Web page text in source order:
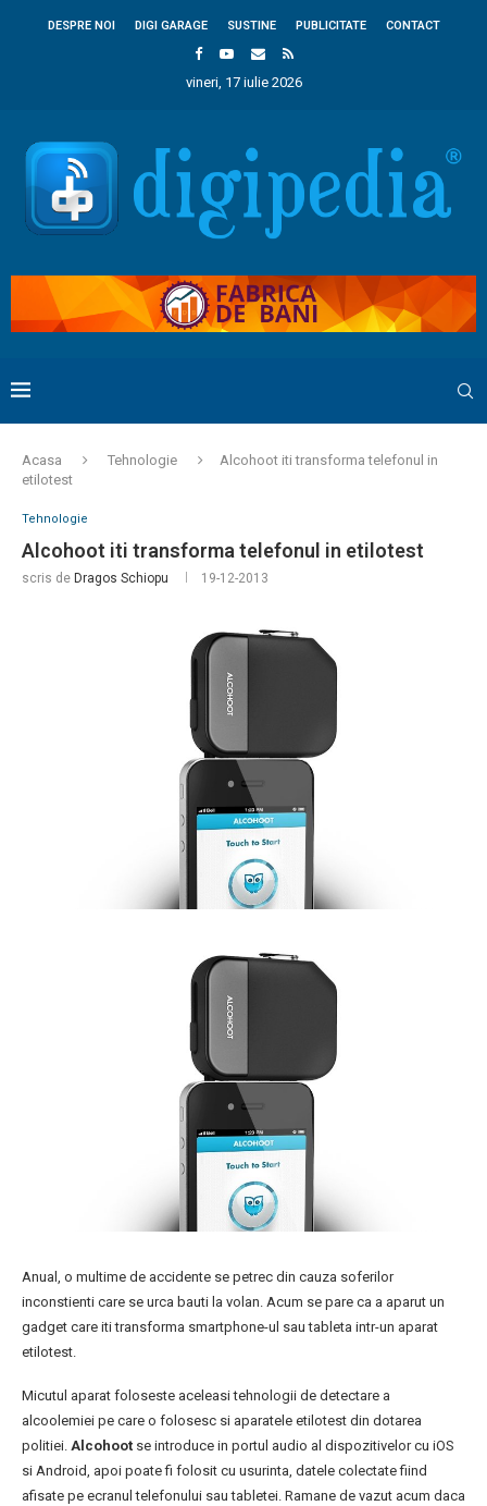
DESPRE NOI DIGI GARAGE SUSTINE PUBLICITATE CONTACT
vineri, 17 iulie 2026
Acasa Tehnologie
Alcohoot iti transforma telefonul in
etilotest
Tehnologie
Alcohoot iti transforma telefonul in etilotest
scris de Dragos Schiopu 19-12-2013
Anual, o multime de accidente se petrec din cauza soferilor
inconstienti care se urca bauti la volan. Acum se pare ca a aparut un
gadget care iti transforma smartphone-ul sau tableta intr-un aparat
etilotest.
Micutul aparat foloseste aceleasi tehnologii de detectare a
alcoolemiei pe care o folosesc si aparatele etilotest din dotarea
politiei. Alcohoot se introduce in portul audio al dispozitivelor cu iOS
si Android, apoi poate fi folosit cu usurinta, datele colectate fiind
afisate pe ecranul telefonului sau tabletei. Ramane de vazut acum daca